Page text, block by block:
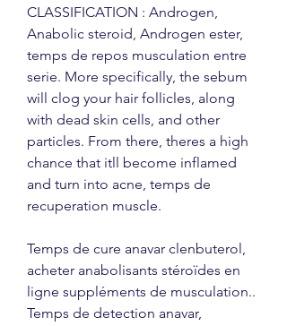
CLASSIFICATION : Androgen,
Anabolic steroid, Androgen ester,
temps de repos musculation entre
serie. More specifically, the sebum
will clog your hair follicles, along
with dead skin cells, and other
particles. From there, theres a high
chance that itll become inflamed
and turn into acne, temps de
recuperation muscle.
Temps de cure anavar clenbuterol,
acheter anabolisants stéroïdes en
ligne suppléments de musculation..
Temps de detection anavar,